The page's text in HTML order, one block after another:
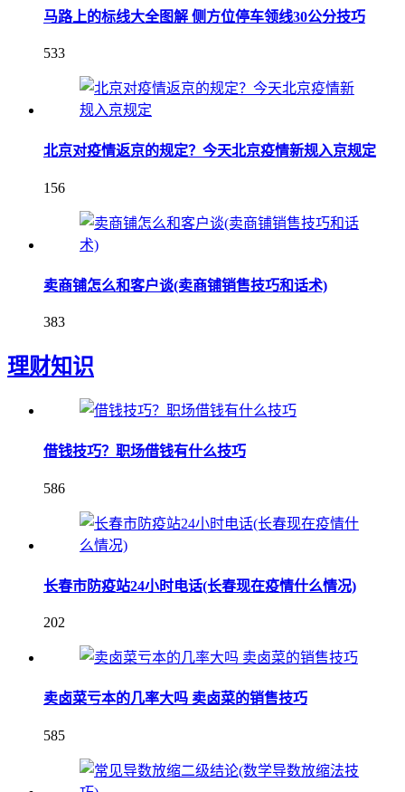
马路上的标线大全图解 侧方位停车领线30公分技巧
533
北京对疫情返京的规定？今天北京疫情新规入京规定
156
卖商铺怎么和客户谈(卖商铺销售技巧和话术)
383
理财知识
借钱技巧？职场借钱有什么技巧
586
长春市防疫站24小时电话(长春现在疫情什么情况)
202
卖卤菜亏本的几率大吗 卖卤菜的销售技巧
585